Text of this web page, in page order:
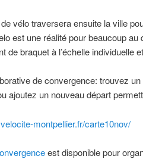
vélo traversera ensuite la ville
est une réalité pour beaucoup
de braquet à l’échelle individuelle
de convergence: trouvez
ajoutez un nouveau départ
montpellier.fr/carte10nov/
est disponible pour